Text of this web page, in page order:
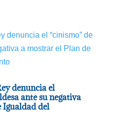
denuncia el
ante su negativa
Igualdad del